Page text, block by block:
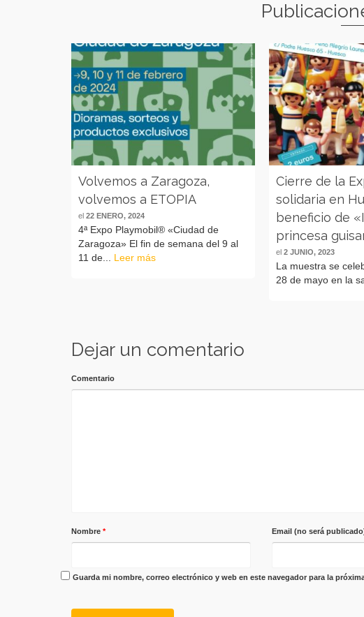
Volvemos a Zaragoza,
volvemos a ETOPIA
el 22 ENERO, 2024
4ª Expo Playmobil® «Ciudad de
Zaragoza» El fin de semana del 9 al
11 de... Leer más
Cierre de la
solidaria en
beneficio de
princesa
el2 JUNIO, 2023
La muestra se
28 de mayo en la
Dejar un comentario
Comentario
Nombre * Email (no será
Guarda mi nombre, correo electrónico y web en este navegador para la